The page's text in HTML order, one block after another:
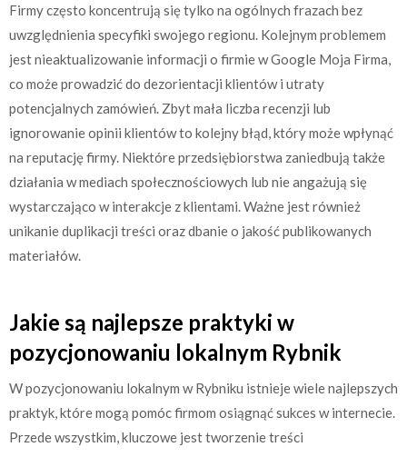
Firmy często koncentrują się tylko na ogólnych frazach bez
uwzględnienia specyfiki swojego regionu. Kolejnym problemem
jest nieaktualizowanie informacji o firmie w Google Moja Firma,
co może prowadzić do dezorientacji klientów i utraty
potencjalnych zamówień. Zbyt mała liczba recenzji lub
ignorowanie opinii klientów to kolejny błąd, który może wpłynąć
na reputację firmy. Niektóre przedsiębiorstwa zaniedbują także
działania w mediach społecznościowych lub nie angażują się
wystarczająco w interakcje z klientami. Ważne jest również
unikanie duplikacji treści oraz dbanie o jakość publikowanych
materiałów.
Jakie są najlepsze praktyki w
pozycjonowaniu lokalnym Rybnik
W pozycjonowaniu lokalnym w Rybniku istnieje wiele najlepszych
praktyk, które mogą pomóc firmom osiągnąć sukces w internecie.
Przede wszystkim, kluczowe jest tworzenie treści